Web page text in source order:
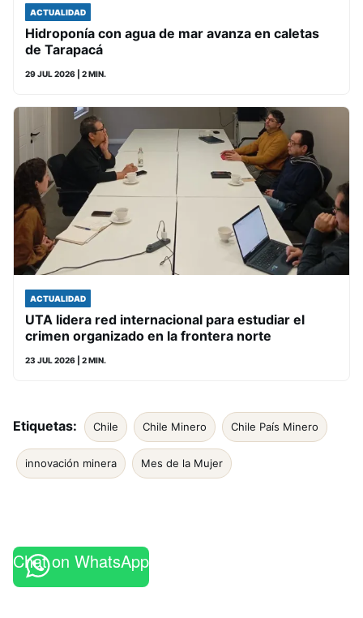
ACTUALIDAD
Hidroponía con agua de mar avanza en caletas
de Tarapacá
29 JUL 2026 | 2 MIN.
ACTUALIDAD
UTA lidera red internacional para estudiar el
crimen organizado en la frontera norte
23 JUL 2026 | 2 MIN.
Etiquetas: Chile Chile Minero Chile País Minero
innovación minera Mes de la Mujer
Chat on WhatsApp